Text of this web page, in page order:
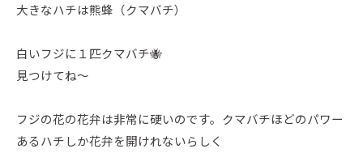
大きなハチは熊蜂（クマバチ）
白いフジに１匹クマバチ🐝
見つけてね～
フジの花の花弁は非常に硬いのです。クマバチほどのパワー
あるハチしか花弁を開けれないらしく